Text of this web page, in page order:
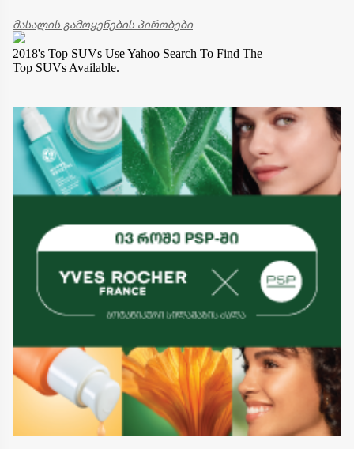
მასალის გამოყენების პირობები
2018's Top SUVs Use Yahoo Search To Find The
Top SUVs Available.